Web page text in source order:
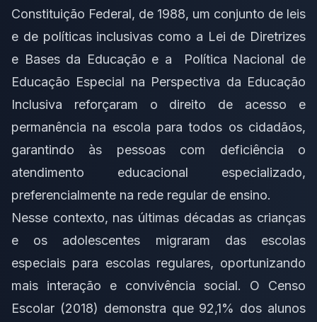
Constituição Federal, de 1988, um conjunto de leis
e de políticas inclusivas como a Lei de Diretrizes
e Bases da Educação e a
Política Nacional de
Educação Especial na Perspectiva da Educação
Inclusiva reforçaram o direito de acesso e
permanência na escola para todos os cidadãos,
garantindo às pessoas com deficiência o
atendimento educacional especializado,
preferencialmente na rede regular de ensino.
Nesse contexto, nas últimas décadas as crianças
e os adolescentes migraram das escolas
especiais para escolas regulares, oportunizando
mais interação e convivência social. O Censo
Escolar (2018) demonstra que 92,1% dos alunos